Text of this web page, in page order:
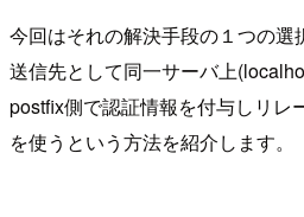
今回はそれの解決手段の１つの
送信先として同一サーバ上
postfix側で認証情報を付与しリレ
を使うという方法を紹介します。